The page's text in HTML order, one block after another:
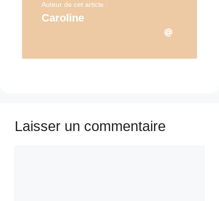
Auteur de cet article :
Caroline
Laisser un commentaire